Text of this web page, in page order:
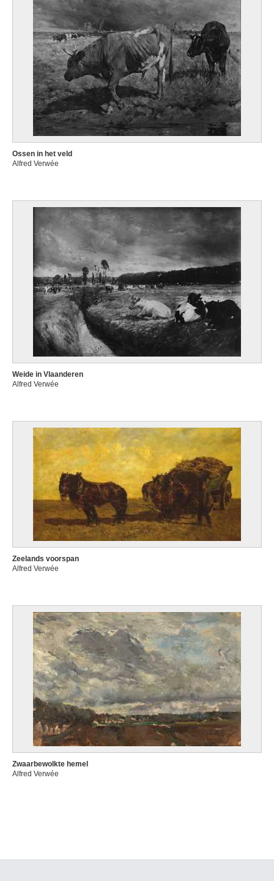
Ossen in het veld
Alfred Verwée
Weide in Vlaanderen
Alfred Verwée
Zeelands voorspan
Alfred Verwée
Zwaarbewolkte hemel
Alfred Verwée